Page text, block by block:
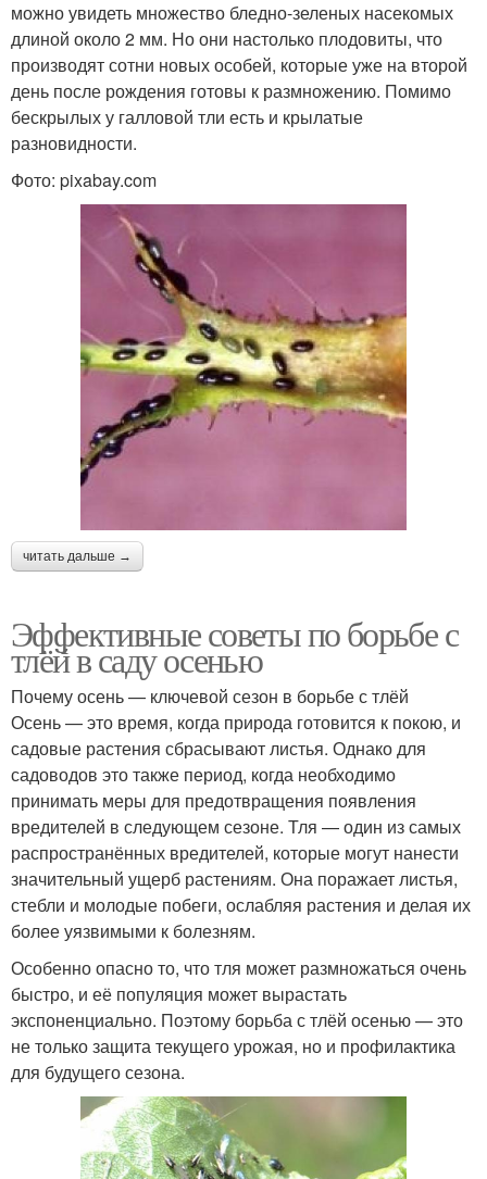
можно увидеть множество бледно-зеленых насекомых
длиной около 2 мм. Но они настолько плодовиты, что
производят сотни новых особей, которые уже на второй
день после рождения готовы к размножению. Помимо
бескрылых у галловой тли есть и крылатые
разновидности.
Фото: pixabay.com
читать дальше →
Эффективные советы по борьбе с
тлёй в саду осенью
Почему осень — ключевой сезон в борьбе с тлёй
Осень — это время, когда природа готовится к покою, и
садовые растения сбрасывают листья. Однако для
садоводов это также период, когда необходимо
принимать меры для предотвращения появления
вредителей в следующем сезоне. Тля — один из самых
распространённых вредителей, которые могут нанести
значительный ущерб растениям. Она поражает листья,
стебли и молодые побеги, ослабляя растения и делая их
более уязвимыми к болезням.
Особенно опасно то, что тля может размножаться очень
быстро, и её популяция может вырастать
экспоненциально. Поэтому борьба с тлёй осенью — это
не только защита текущего урожая, но и профилактика
для будущего сезона.